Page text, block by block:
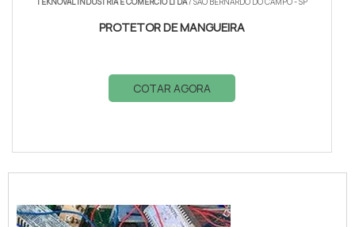
PROTETOR DE MANGUEIRA
COTAR AGORA